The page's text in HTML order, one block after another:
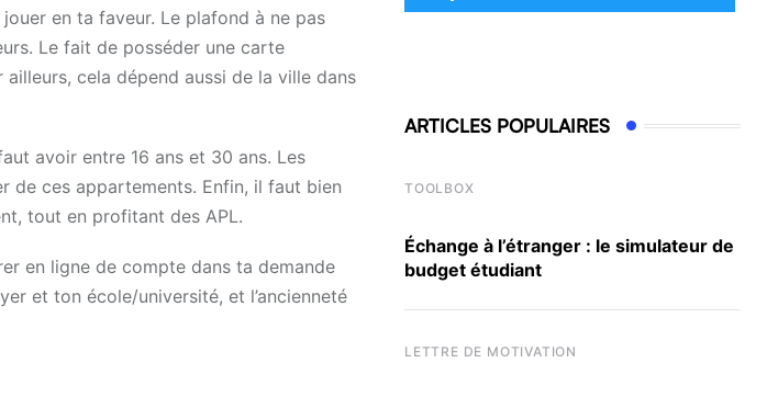
en ta faveur. Le plafond à ne pas
Le fait de posséder une carte
cela dépend aussi de la ville dans
avoir entre 16 ans et 30 ans. Les
de ces appartements. Enfin, il faut bien
tout en profitant des APL.
en ligne de compte dans ta demande
et ton école/université, et l’ancienneté
ARTICLES POPULAIRES
TOOLBOX
Échange à l’étranger : le simulateur de
budget étudiant
LETTRE DE MOTIVATION